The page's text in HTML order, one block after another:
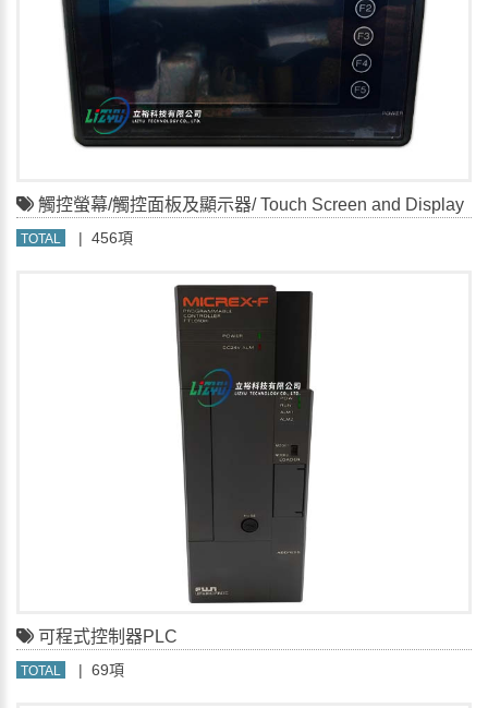
觸控螢幕/觸控面板及顯示器/ Touch Screen and Display
TOTAL | 456項
可程式控制器PLC
TOTAL | 69項